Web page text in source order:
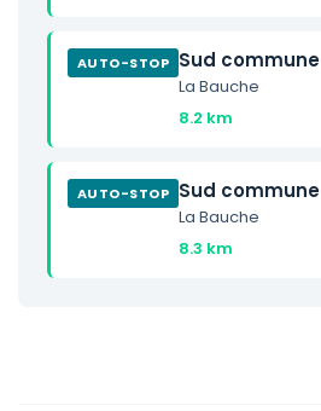
AUTO-STOP Sud commune
La Bauche
8.2 km
AUTO-STOP Sud commune
La Bauche
8.3 km